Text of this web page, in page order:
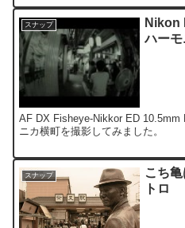
スナップ
Nikon
ハー
AF DX Fisheye-Nikkor ED 10.5mm
ニカ横町を撮影してみました。
スナップ
こち
トロ